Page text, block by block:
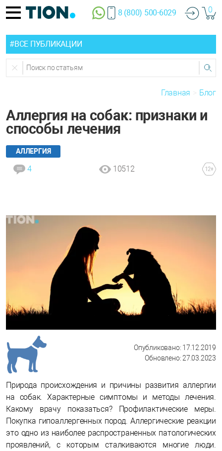
8 (800) 500-6029 0
#ВСЕ ПУБЛИКАЦИИ
Главная Блог
Аллергия на собак: признаки и
способы лечения
АЛЛЕРГИЯ
4 10512
Опубликовано: 17.12.2019
Обновлено: 27.03.2023
Природа происхождения и причины развития аллергии
на собак. Характерные симптомы и методы лечения.
Какому врачу показаться? Профилактические меры.
Покупка гипоаллергенных пород. Аллергические реакции
это одно из наиболее распространенных патологических
проявлений, с которым сталкиваются многие люди.